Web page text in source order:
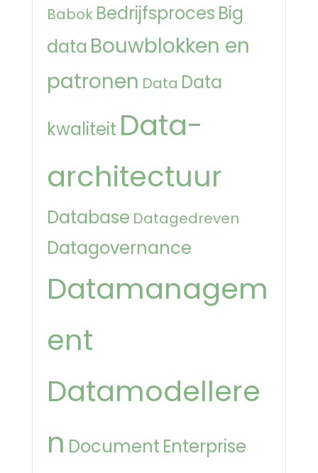
Babok Bedrijfsproces Big
data Bouwblokken en
patronen Data Data
kwaliteit Data-
architectuur
Database Datagedreven
Datagovernance
Datamanagem
ent
Datamodellere
n Document Enterprise